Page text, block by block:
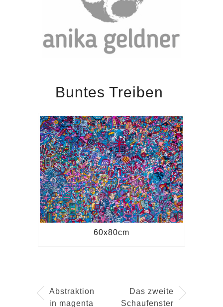
Buntes Treiben
60x80cm
Abstraktion
in magenta
Das zweite
Schaufenster